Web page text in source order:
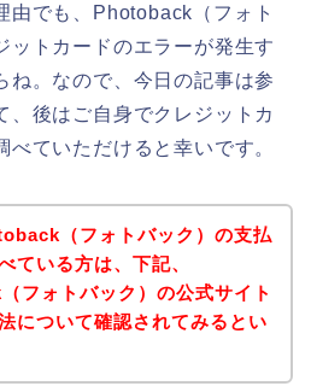
由でも、Photoback（フォト
ットカードのエラーが発生す
ね。なので、今日の記事は参
、後はご自身でクレジットカ
ていただけると幸いです。
（フォトバック）の支払
ている方は、下記、
フォトバック）の公式サイト
について確認されてみるとい